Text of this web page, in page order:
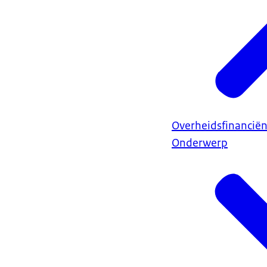
Overheidsfinanciën
Onderwerp